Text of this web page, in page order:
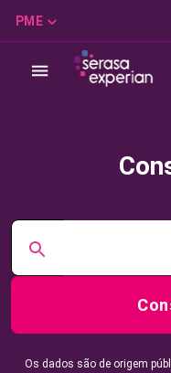
PME
Os dados são de origem